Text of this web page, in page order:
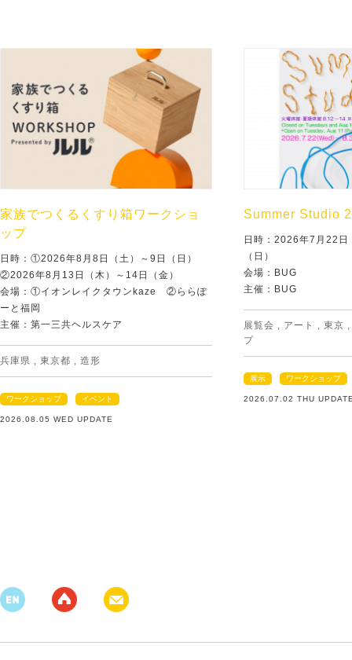
家族でつくるくすり箱ワークショ
ップ
日時：①2026年8月8日（土）～9日（日）
②2026年8月13日（木）～14日（金）
会場：①イオンレイクタウンkaze ②ららぽ
ーと福岡
主催：第一三共ヘルスケア
兵庫県 , 東京都 , 造形
ワークショップ イベント
2026.08.05 WED UPDATE
Summer Studio
日時：2026年7月22
（日）
会場：BUG
主催：BUG
展覧会 , アート , 東京
プ
展示 ワークショップ
2026.07.02 THU